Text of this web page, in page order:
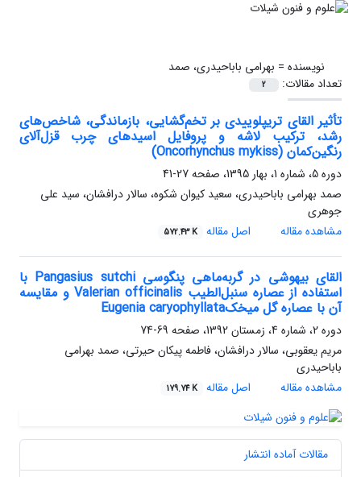
نویسنده = بهرامی باباحیدری، صمد
تعداد مقالات:
2
تأثیر القای تریپلوییدی بر تخم‌گشایی، بازماندگی، شاخص‌های
رشد، ترکیب لاشه و پروفایل اسیدهای چرب قزل‌آلای
رنگین‌کمان (Oncorhynchus mykiss)
دوره 5، شماره 1، بهار 1395، صفحه
27-41
صمد بهرامی باباحیدری، سعید کیوان شکوه، سالار درافشان، سید علی
جوهری
مشاهده مقاله
اصل مقاله 572.43 K
القای بیهوشی در گربه‌ماهی پنگوسی Pangasius sutchi با
استفاده از عصاره سنبل‌الطیب Valerian officinalis و مقایسه
آن با عصاره گل میخکEugenia caryophyllata
دوره 2، شماره 4، زمستان 1392، صفحه
69-74
مریم یعقوبی، سالار درافشان، فاطمه پیکان حیرتی، صمد بهرامی
باباحیدری
مشاهده مقاله
اصل مقاله 179.74 K
مقالات آماده انتشار